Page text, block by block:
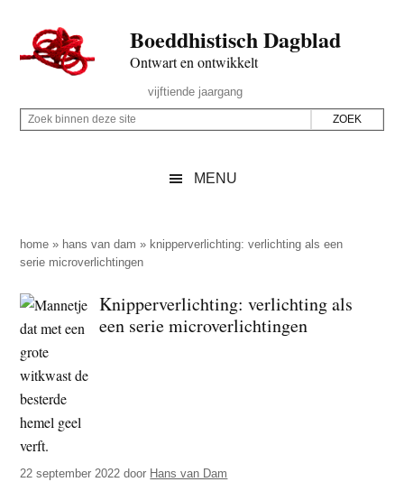
naar
de
inhoud
secondary
naar
de
sidebar
naar
de
Boeddhistisch Dagblad
Ontwart en ontwikkelt
Rechts
vijftiende jaargang
Z
p
d
e
z
e
s
i
t
e
Z
i
n
e
n
d
e
z
e
s
i
MENU
home » hans van dam » knipperverlichting: verlichting als een
serie microverlichtingen
Knipperverlichting: verlichting als
een serie microverlichtingen
22 september 2022 door Hans van Dam